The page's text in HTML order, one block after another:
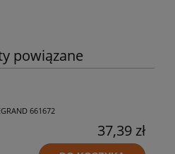
powiązane
661672
37,39 zł